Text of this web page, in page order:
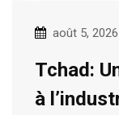
août 5, 2026
Tchad:
à